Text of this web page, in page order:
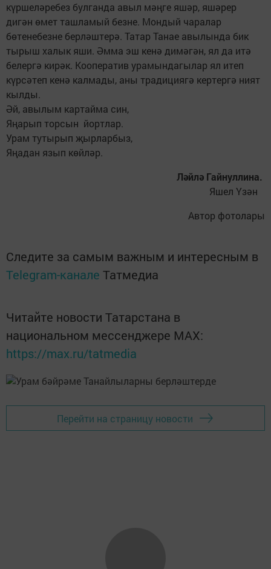
күршеләребез булганда авыл мәңге яшәр, яшәрер
дигән өмет ташламый безне. Мондый чаралар
бөтенебезне берләштерә. Татар Танае авылында бик
тырыш халык яши. Әмма эш кенә димәгән, ял да итә
белергә кирәк. Кооператив урамындагылар ял итеп
күрсәтеп кенә калмады, аны традициягә кертергә ният
кылды.
Әй, авылым картайма син,
Яңарып торсын йортлар.
Урам тутырып җырларбыз,
Яңадан язып көйләр.
Ләйлә Гайнуллина.
Яшел Үзән
Автор фотолары
Следите за самым важным и интересным в
Telegram-канале Татмедиа
Читайте новости Татарстана в
национальном мессенджере MАХ:
https://max.ru/tatmedia
Перейти на страницу новости